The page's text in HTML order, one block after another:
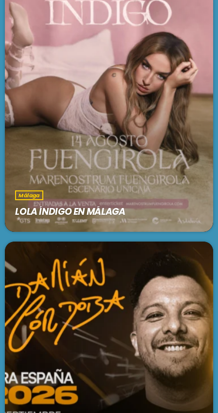
Málaga
LOLA ÍNDIGO EN MÁLAGA